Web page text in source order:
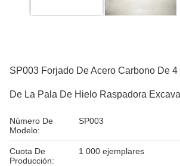
SP003 Forjado De Acero Carbono De 4
De La Pala De Hielo Raspadora
Número De
Modelo:
SP003
Cuota De
Producción:
1 000 ejemplares